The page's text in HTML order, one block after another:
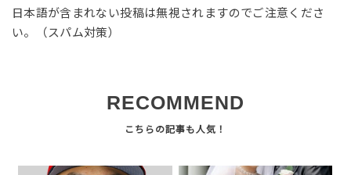
日本語が含まれない投稿は無視されますのでご注意くださ
い。（スパム対策）
RECOMMEND